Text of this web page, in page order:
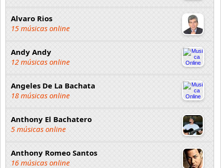
Alvaro Rios
15 músicas online
Andy Andy
12 músicas online
Angeles De La Bachata
18 músicas online
Anthony El Bachatero
5 músicas online
Anthony Romeo Santos
16 músicas online